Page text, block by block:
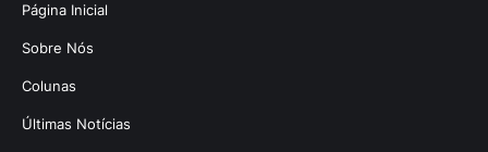
Página Inicial
Sobre Nós
Colunas
Últimas Notícias